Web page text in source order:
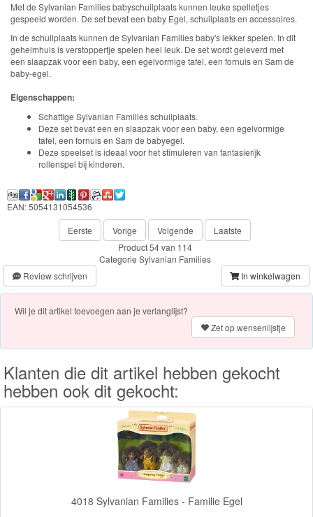
Town
Series
Aquabeads
Baby
Born
Baby
Annabell
Knuffels
Enchantimals
Shimmer
Shine
Little
Dutch
Met de Sylvanian Families babyschuilplaats kunnen leuke spelletjes
gespeeld worden. De set bevat een baby Egel, schuilplaats en accessoires.
In de schuilplaats kunnen de Sylvanian Families baby's lekker spelen. In dit
geheimhuis is verstoppertje spelen heel leuk. De set wordt geleverd met
een slaapzak voor een baby, een egelvormige tafel, een fornuis en Sam de
baby-egel.
Eigenschappen:
Schattige Sylvanian Families schuilplaats.
Deze set bevat een en slaapzak voor een baby, een egelvormige
tafel, een fornuis en Sam de babyegel.
Deze speelset is ideaal voor het stimuleren van fantasierijk
rollenspel bij kinderen.
EAN: 5054131054536
Eerste
Vorige Volgende
Laatste
Product 54 van 114
Categorie Sylvanian Families
Review schrijven
In winkelwagen
Wil je dit artikel toevoegen aan je verlanglijst?
Zet op wensenlijstje
Klanten die dit artikel hebben gekocht
hebben ook dit gekocht:
4018 Sylvanian Families - Familie Egel